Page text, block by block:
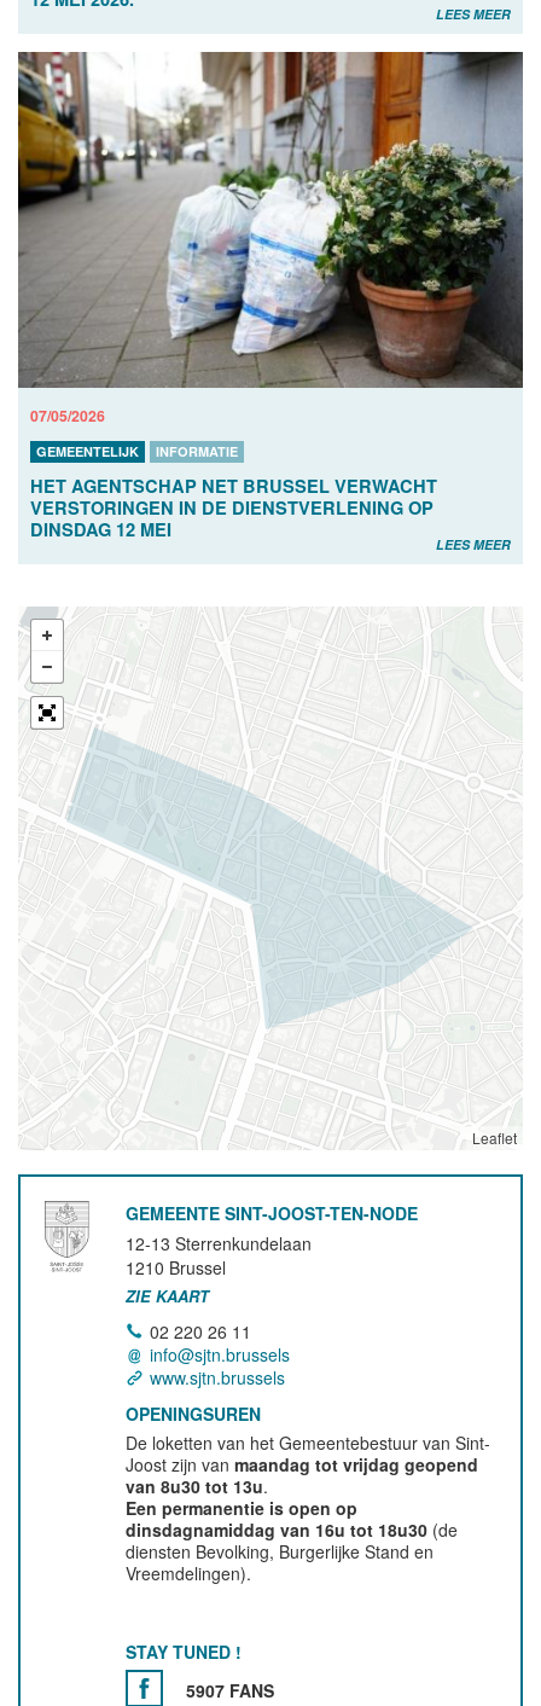
LEES MEER
07/05/2026
GEMEENTELIJK INFORMATIE
HET AGENTSCHAP NET BRUSSEL VERWACHT
VERSTORINGEN IN DE DIENSTVERLENING OP
DINSDAG 12 MEI
LEES MEER
Leaflet
GEMEENTE SINT-JOOST-TEN-NODE
12-13 Sterrenkundelaan
1210 Brussel
ZIE KAART
02 220 26 11
info@sjtn.brussels
www.sjtn.brussels
OPENINGSUREN
De loketten van het Gemeentebestuur van Sint-
Joost zijn vanmaandag tot vrijdag geopend
van 8u30 tot 13u.
Een permanentie is open op
dinsdagnamiddag van 16u tot 18u30 (de
diensten Bevolking, Burgerlijke Stand en
Vreemdelingen).
STAY TUNED !
5907 FANS